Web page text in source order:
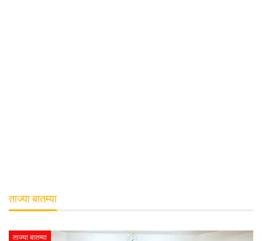
ताज्या बातम्या
ताज्या बातम्या